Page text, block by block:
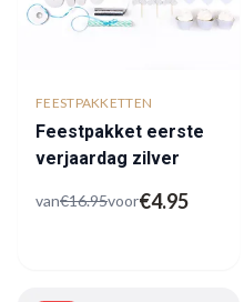
FEESTPAKKETTEN
Feestpakket eerste
verjaardag zilver
van€16.95voor€4.95